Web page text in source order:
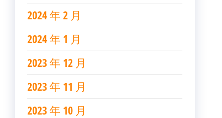
2024 年 2 月
2024 年 1 月
2023 年 12 月
2023 年 11 月
2023 年 10 月